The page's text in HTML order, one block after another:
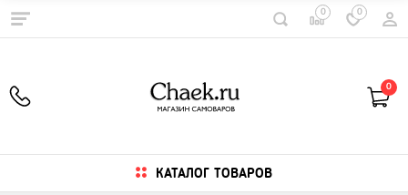
0 0
0
КАТАЛОГ ТОВАРОВ